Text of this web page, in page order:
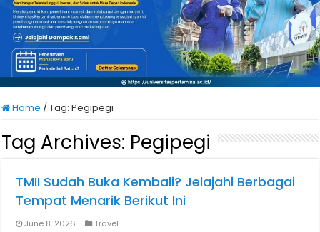
Home /Tag:Pegipegi
Tag Archives: Pegipegi
TMII Sudah Buka Kembali? Jelajahi Berbagai
Tempat Menarik Berikut Ini
June 8, 2026 Travel